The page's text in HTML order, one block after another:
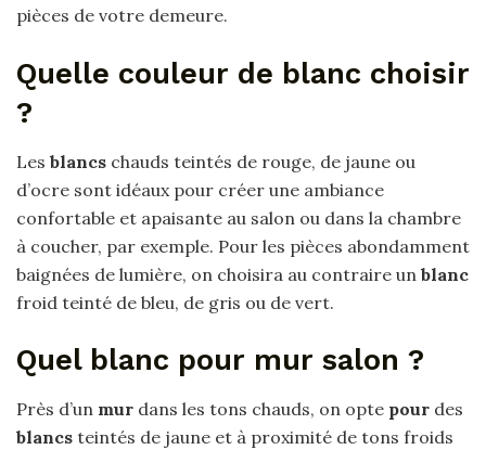
pièces de votre demeure.
Quelle couleur de blanc choisir
?
Les blancs chauds teintés de rouge, de jaune ou
d’ocre sont idéaux pour créer une ambiance
confortable et apaisante au salon ou dans la chambre
à coucher, par exemple. Pour les pièces abondamment
baignées de lumière, on choisira au contraire un blanc
froid teinté de bleu, de gris ou de vert.
Quel blanc pour mur salon ?
Près d’un mur dans les tons chauds, on opte pour des
blancs teintés de jaune et à proximité de tons froids